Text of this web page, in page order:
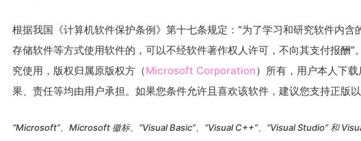
根据我国《计算机软件保护条例》第十七条规定：“为了学习和研究软件内
存储软件等方式使用软件的，可以不经软件著作权人许可，不向其支付报酬
究使用，版权归属原版权方（Microsoft Corporation）所有，用户本人下
果、责任等均由用户承担。如果您条件允许且喜欢该软件，建议您支持正版以
“Microsoft”、Microsoft 徽标、“Visual Basic”、“Visual C++”、“Visual Studio” 和